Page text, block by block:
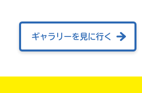
ギャラリーを見に行く